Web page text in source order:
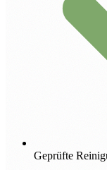
Geprüfte